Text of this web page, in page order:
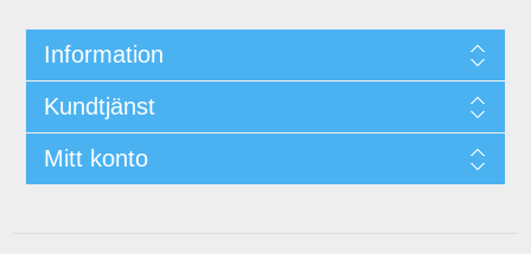
Information
Kundtjänst
Mitt konto